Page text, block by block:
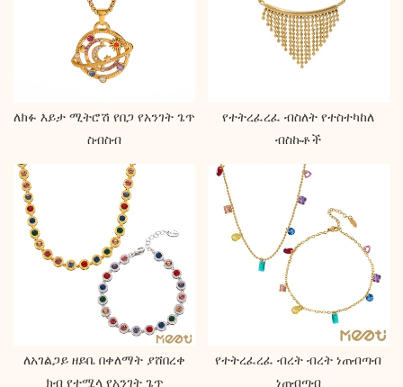
ለክፉ እይታ ሚትሮሽ የበጋ የአንገት ጌጥ
ስብስብ
የተትረፈረፈ ብስለት የተስተካከለ
ብስኩቶች
ለአገልጋይ ዘይቤ በቀለማት ያሸበረቀ
ክብ የተሟላ የአንገት ጌጥ
የተትረፈረፈ ብረት ብረት ነጠብጣብ
ነጠብጣብ